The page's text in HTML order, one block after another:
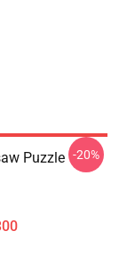
Puzzle -20%